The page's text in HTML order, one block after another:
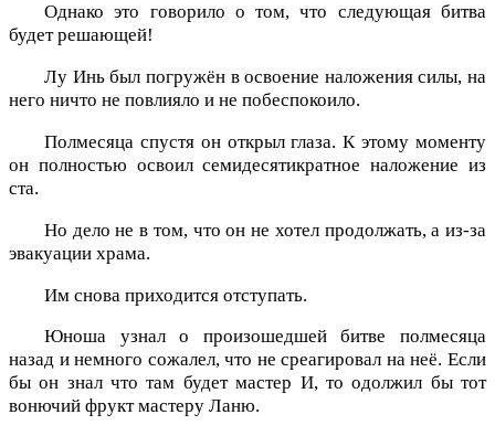
Однако это говорило о том, что следующая битва
будет решающей!
Лу Инь был погружён в освоение наложения силы, на
него ничто не повлияло и не побеспокоило.
Полмесяца спустя он открыл глаза. К этому моменту
он полностью освоил семидесятикратное наложение из
ста.
Но дело не в том, что он не хотел продолжать, а из-за
эвакуации храма.
Им снова приходится отступать.
Юноша узнал о произошедшей битве полмесяца
назад и немного сожалел, что не среагировал на неё. Если
бы он знал что там будет мастер И, то одолжил бы тот
вонючий фрукт мастеру Ланю.